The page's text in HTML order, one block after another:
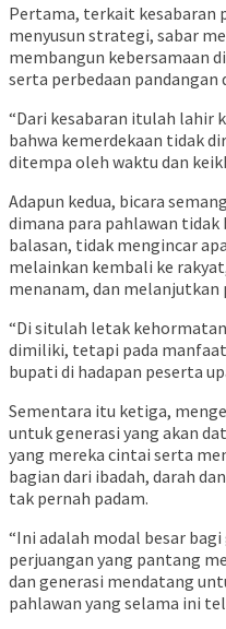
Pertama, terkait kesabaran
menyusun strategi, sabar
membangun kebersamaan
serta perbedaan pandangan
“Dari kesabaran itulah lahir
bahwa kemerdekaan tidak
ditempa oleh waktu dan
Adapun kedua, bicara
dimana para pahlawan
balasan, tidak mengincar
melainkan kembali ke
menanam, dan melanjutkan
“Di situlah letak
dimiliki, tetapi pada
bupati di hadapan peserta
Sementara itu ketiga,
untuk generasi yang akan
yang mereka cintai serta
bagian dari ibadah, darah
tak pernah padam.
“Ini adalah modal besar
perjuangan yang pantang
dan generasi mendatang
pahlawan yang selama ini